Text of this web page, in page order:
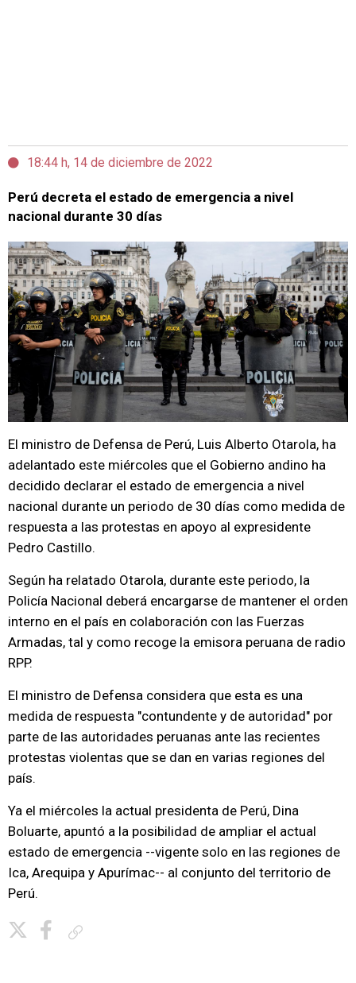
18:44 h, 14 de diciembre de 2022
Perú decreta el estado de emergencia a nivel
nacional durante 30 días
El ministro de Defensa de Perú, Luis Alberto Otarola, ha
adelantado este miércoles que el Gobierno andino ha
decidido declarar el estado de emergencia a nivel
nacional durante un periodo de 30 días como medida de
respuesta a las protestas en apoyo al expresidente
Pedro Castillo.
Según ha relatado Otarola, durante este periodo, la
Policía Nacional deberá encargarse de mantener el orden
interno en el país en colaboración con las Fuerzas
Armadas, tal y como recoge la emisora peruana de radio
RPP.
El ministro de Defensa considera que esta es una
medida de respuesta "contundente y de autoridad" por
parte de las autoridades peruanas ante las recientes
protestas violentas que se dan en varias regiones del
país.
Ya el miércoles la actual presidenta de Perú, Dina
Boluarte, apuntó a la posibilidad de ampliar el actual
estado de emergencia --vigente solo en las regiones de
Ica, Arequipa y Apurímac-- al conjunto del territorio de
Perú.